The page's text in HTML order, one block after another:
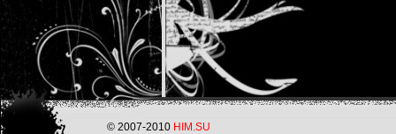
© 2007-2010 HIM.SU